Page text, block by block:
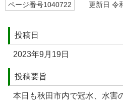
ページ番号1040722 更新日 令
投稿日
2023年9月19日
投稿要旨
本⽇も秋田市内で冠⽔、⽔害